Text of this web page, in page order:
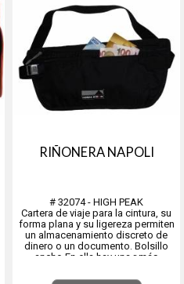
RIÑONERA NAPOLI
# 32074 - HIGH PEAK
Cartera de viaje para la cintura, su
forma plana y su ligereza permiten
un almacenamiento discreto de
dinero o un documento. Bolsillo
ancho En ella hay una r más
ajustable. Material: 100% nailon